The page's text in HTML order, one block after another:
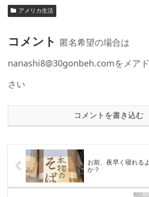
アメリカ生活
コメント 匿名希望の場合は
nanashi8@30gonbeh.comをメア
さい
コメントを書き込む
お前、夜早く寝れる
か？